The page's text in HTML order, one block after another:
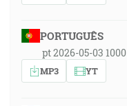
PORTUGUÊS
pt 2026-05-03 1000
MP3 YT